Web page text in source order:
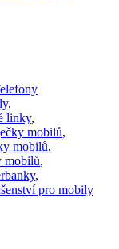
,
linky,
mobilů,
mobilů,
mobilů,
,
pro mobily